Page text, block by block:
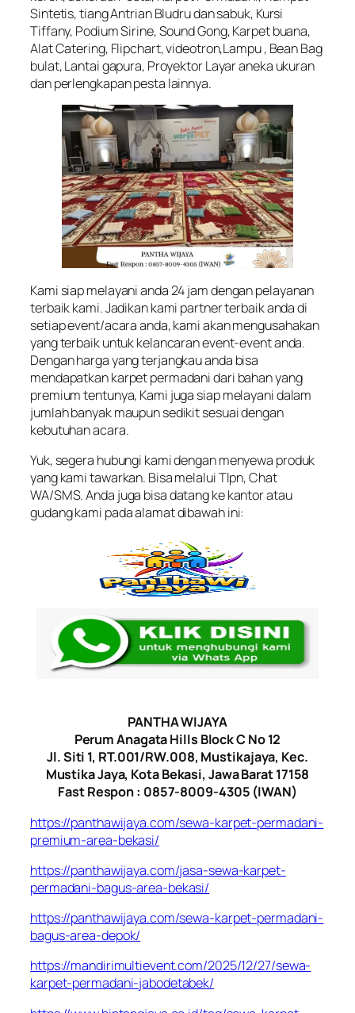
Sintetis, tiang Antrian Bludru dan sabuk, Kursi
Tiffany, Podium Sirine, Sound Gong, Karpet buana,
Alat Catering, Flipchart, videotron,Lampu , Bean Bag
bulat, Lantai gapura, Proyektor Layar aneka ukuran
dan perlengkapan pesta lainnya.
Kami siap melayani anda 24 jam dengan pelayanan
terbaik kami. Jadikan kami partner terbaik anda di
setiap event/acara anda, kami akan mengusahakan
yang terbaik untuk kelancaran event-event anda.
Dengan harga yang terjangkau anda bisa
mendapatkan karpet permadani dari bahan yang
premium tentunya, Kami juga siap melayani dalam
jumlah banyak maupun sedikit sesuai dengan
kebutuhan acara.
Yuk, segera hubungi kami dengan menyewa produk
yang kami tawarkan. Bisa melalui Tlpn, Chat
WA/SMS. Anda juga bisa datang ke kantor atau
gudang kami pada alamat dibawah ini:
PANTHA WIJAYA
Perum Anagata Hills Block C No 12
Jl. Siti 1, RT.001/RW.008, Mustikajaya, Kec.
Mustika Jaya, Kota Bekasi, Jawa Barat 17158
Fast Respon : 0857-8009-4305 (IWAN)
https://panthawijaya.com/sewa-karpet-permadani-
premium-area-bekasi/
https://panthawijaya.com/jasa-sewa-karpet-
permadani-bagus-area-bekasi/
https://panthawijaya.com/sewa-karpet-permadani-
bagus-area-depok/
https://mandirimultievent.com/2025/12/27/sewa-
karpet-permadani-jabodetabek/